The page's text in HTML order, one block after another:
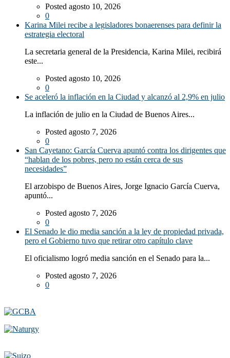
Posted agosto 10, 2026
0
Karina Milei recibe a legisladores bonaerenses para definir la
estrategia electoral
La secretaria general de la Presidencia, Karina Milei, recibirá
este...
Posted agosto 10, 2026
0
Se aceleró la inflación en la Ciudad y alcanzó al 2,9% en julio
La inflación de julio en la Ciudad de Buenos Aires...
Posted agosto 7, 2026
0
San Cayetano: García Cuerva apuntó contra los dirigentes que
“hablan de los pobres, pero no están cerca de sus
necesidades”
El arzobispo de Buenos Aires, Jorge Ignacio García Cuerva,
apuntó...
Posted agosto 7, 2026
0
El Senado le dio media sanción a la ley de propiedad privada,
pero el Gobierno tuvo que retirar otro capítulo clave
El oficialismo logró media sanción en el Senado para la...
Posted agosto 7, 2026
0